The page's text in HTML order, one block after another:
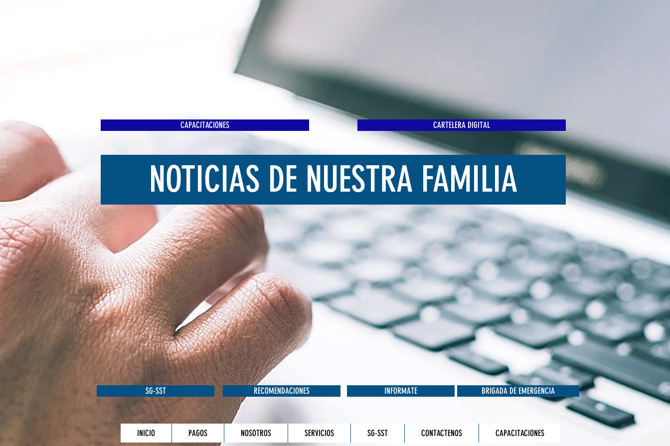
CAPACITACIONES CARTELERA DIGITAL
NOTICIAS DE NUESTRA FAMILIA
SG-SST RECOMENDACIONES INFORMATE BRIGADA DE EMERGENCIA
INICIO PAGOS NOSOTROS SERVICIOS SG-SST CONTACTENOS CAPACITACIONES